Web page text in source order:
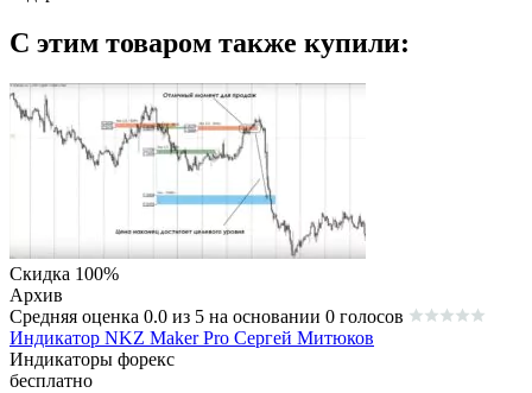
С этим товаром также купили:
Скидка 100%
Архив
Средняя оценка 0.0 из 5 на основании 0 голосов
Индикатор NKZ Maker Pro Сергей Митюков
Индикаторы форекс
бесплатно